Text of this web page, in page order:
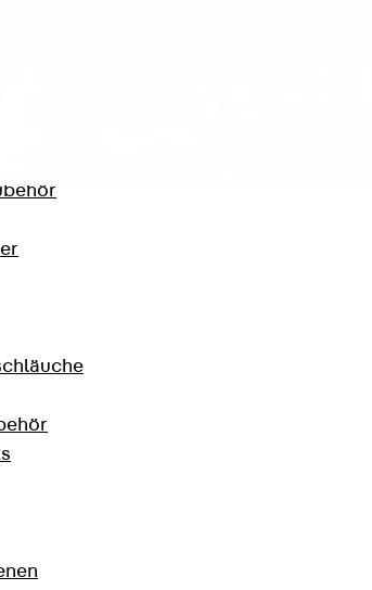
Asien. In den Hallen des Tokyo Big
Chain Management und digitale
zentrale Plattform für
System (WCPS) vorstellen, das zeigen